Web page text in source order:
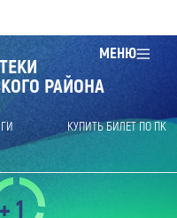
МЕНЮ
РАЙОНА
КУПИТЬ БИЛЕТ ПО ПК
1